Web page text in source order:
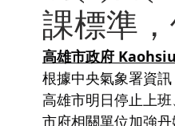
課標準
高雄市政府
根據中央氣象署資
高雄市明日停止上
市府相關單位加強